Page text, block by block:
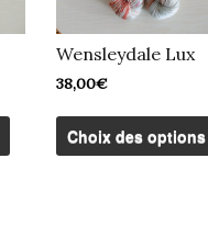
produit
a
Wensleydale Lux
38,00€
Choix des options